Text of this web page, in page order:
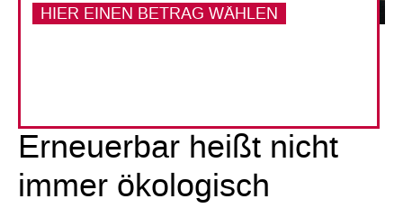
Erneuerbar heißt nicht
immer ökologisch
HIER EINEN BETRAG WÄHLEN